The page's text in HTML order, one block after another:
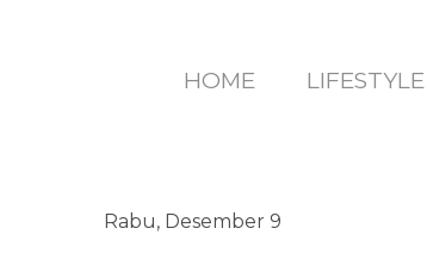
HOME LIFESTYLE
Rabu, Desember 9